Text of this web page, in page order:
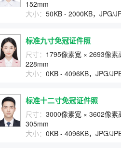
152mm
大小： 50KB - 2000KB，JPG/
标准九寸免冠证件照
尺寸： 1795像素宽 × 2693像素
228mm
大小： 0KB - 4096KB，JPG/
标准十二寸免冠证件照
尺寸： 3000像素宽 × 3602像素
305mm
大小： 0KB - 4096KB，JPG/